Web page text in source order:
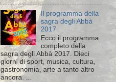
Il programma della
sagra degli Abbà
2017
Ecco il programma
completo della
sagra degli Abbà 2017. Dieci
giorni di sport, musica, cultura,
gastronomia, arte a tanto altro
ancora. ...